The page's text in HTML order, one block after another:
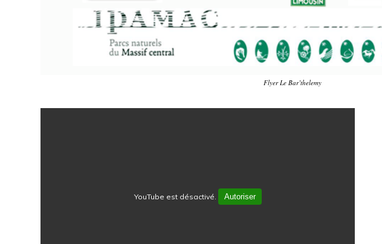
Flyer Le Bar’thelemy
YouTube est désactivé. Autoriser